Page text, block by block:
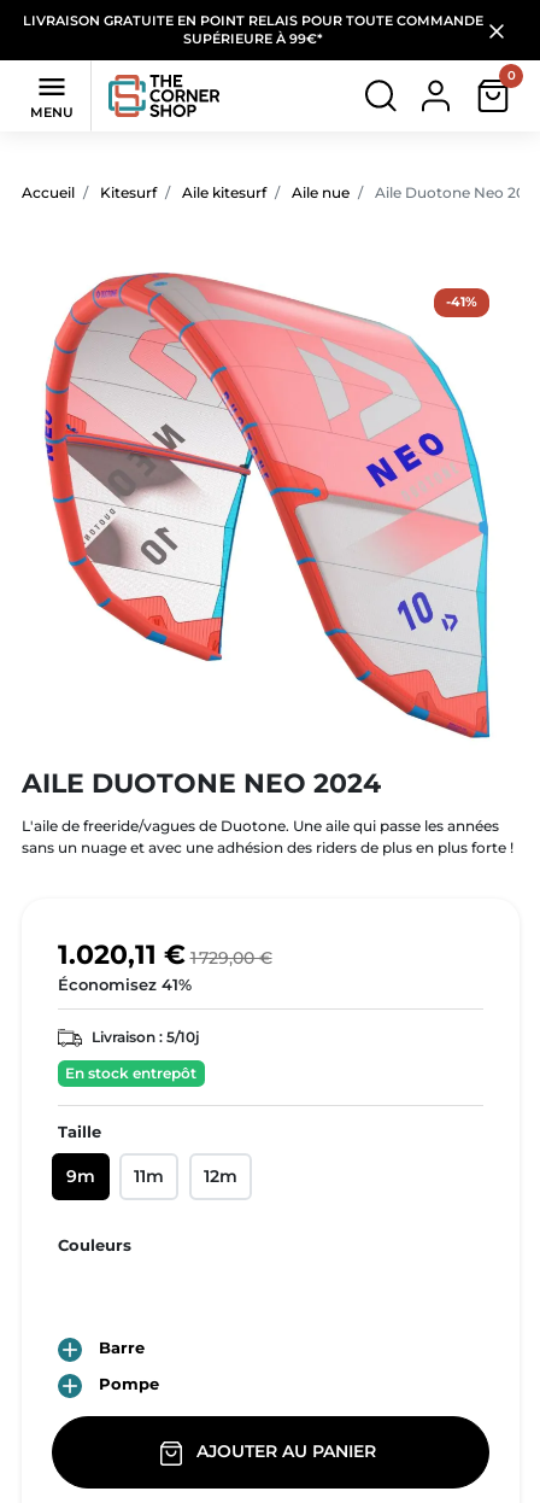
LIVRAISON GRATUITE EN POINT RELAIS POUR TOUTE COMMANDE
SUPÉRIEURE À 99€*

MENU
0
Accueil Kitesurf Aile kitesurf Aile nue Aile Duotone Neo
-41%
AILE DUOTONE NEO 2024
L'aile de freeride/vagues de Duotone. Une aile qui passe les années
sans un nuage et avec une adhésion des riders de plus en plus forte !
1.020,11 € 1 729,00 €
Économisez 41%
Livraison : 5/10j
En stock entrepôt
Taille
9m 11m 12m
Couleurs
 Barre
 Pompe
AJOUTER AU PANIER